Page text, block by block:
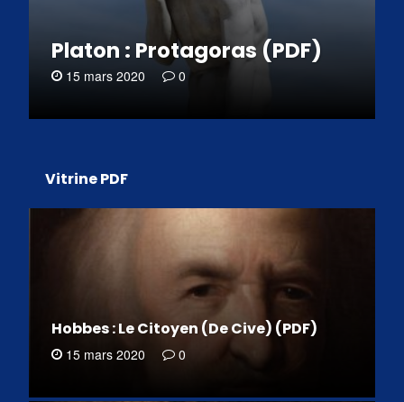
Platon : Protagoras (PDF)
15 mars 2020 0
Vitrine PDF
Hobbes : Le Citoyen (De Cive) (PDF)
15 mars 2020 0